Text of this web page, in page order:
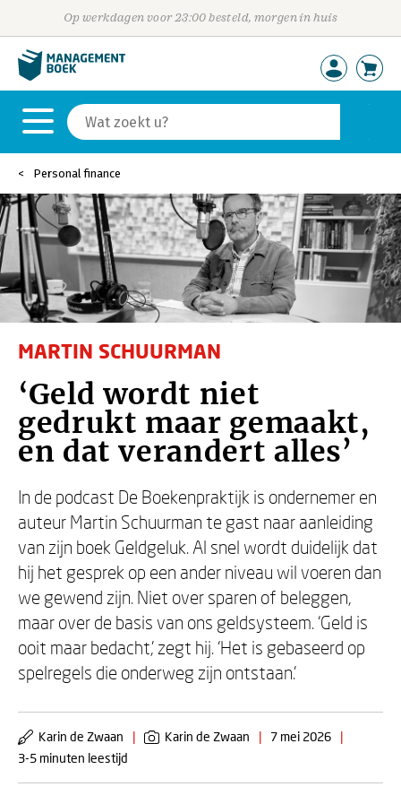
Op werkdagen voor 23:00 besteld, morgen in huis
Personal finance
MARTIN SCHUURMAN
‘Geld wordt niet
gedrukt maar gemaakt,
en dat verandert alles’
In de podcast De Boekenpraktijk is ondernemer en
auteur Martin Schuurman te gast naar aanleiding
van zijn boek Geldgeluk. Al snel wordt duidelijk dat
hij het gesprek op een ander niveau wil voeren dan
we gewend zijn. Niet over sparen of beleggen,
maar over de basis van ons geldsysteem. ‘Geld is
ooit maar bedacht,’ zegt hij. ‘Het is gebaseerd op
spelregels die onderweg zijn ontstaan.’
Karin de Zwaan | Karin de Zwaan | 7 mei 2026
|
3-5 minuten leestijd